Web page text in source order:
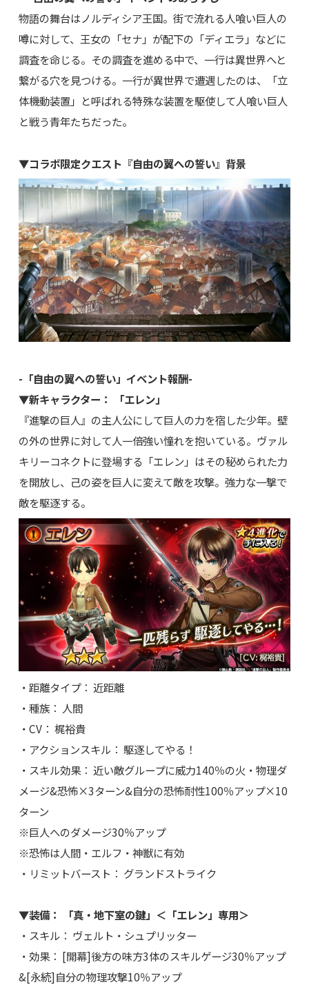
物語の舞台はノルディシア王国。街で流れる人喰い巨人の
噂に対して、王女の「セナ」が配下の「ディエラ」などに
調査を命じる。その調査を進める中で、一行は異世界へと
繋がる穴を見つける。一行が異世界で遭遇したのは、「立
体機動装置」と呼ばれる特殊な装置を駆使して人喰い巨人
と戦う青年たちだった。
▼コラボ限定クエスト『自由の翼への誓い』背景
-「自由の翼への誓い」イベント報酬-
▼新キャラクター： 「エレン」
『進撃の巨人』の主人公にして巨人の力を宿した少年。壁
の外の世界に対して人一倍強い憧れを抱いている。ヴァル
キリーコネクトに登場する「エレン」はその秘められた力
を開放し、己の姿を巨人に変えて敵を攻撃。強力な一撃で
敵を駆逐する。
・距離タイプ： 近距離
・種族： 人間
・CV： 梶裕貴
・アクションスキル： 駆逐してやる！
・スキル効果： 近い敵グループに威力140％の火・物理ダ
メージ&恐怖×3ターン&自分の恐怖耐性100％アップ×10
ターン
※巨人へのダメージ30％アップ
※恐怖は人間・エルフ・神獣に有効
・リミットバースト： グランドストライク
▼装備： 「真・地下室の鍵」＜「エレン」専用＞
・スキル： ヴェルト・シュプリッター
・効果： [開幕]後方の味方3体のスキルゲージ30％アップ
&[永続]自分の物理攻撃10％アップ